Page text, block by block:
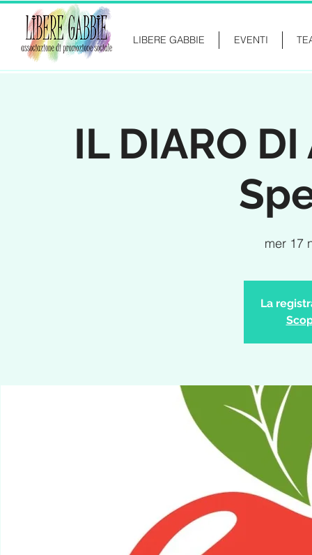
LIBERE GABBIE EVENTI
IL DIARO
mer 17
La